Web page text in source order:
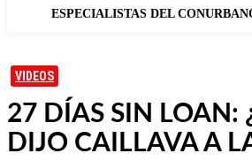
ESPECIALISTAS DEL
VIDEOS
27 DÍAS SIN LOAN:
DIJO CAILLAVA A